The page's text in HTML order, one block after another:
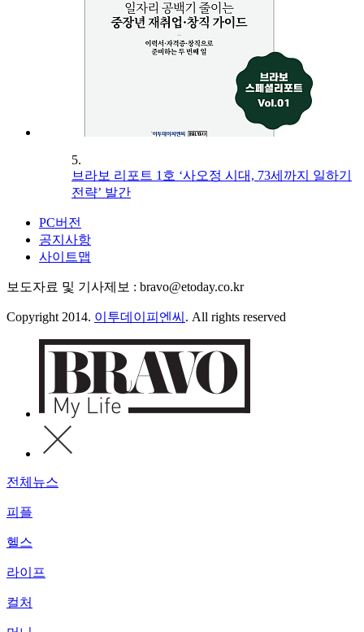
5.
브라보 리포트 1호 ‘사오정 시대, 73세까지 일하기
전략’ 발간
PC버전
공지사항
사이트맵
보도자료 및 기사제보 : bravo@etoday.co.kr
Copyright 2014. 이투데이피엔씨 . All rights reserved
전체뉴스
피플
헬스
라이프
컬처